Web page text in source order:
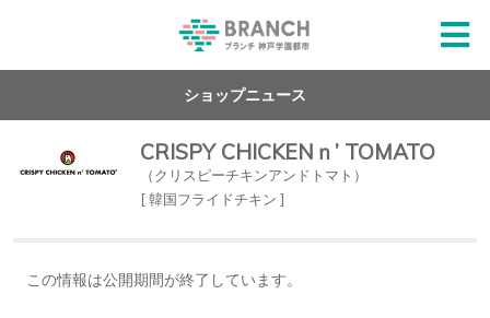
ショップニュース
CRISPY CHICKENｎ’ TOMATO
（クリスピーチキンアンドトマト）
[ 韓国フライドチキン ]
この情報は公開期間が終了しています。